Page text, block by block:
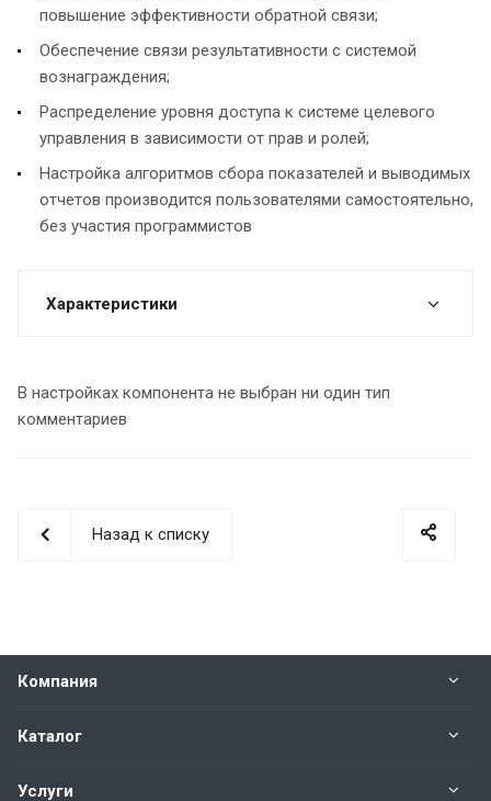
повышение эффективности обратной связи;
Обеспечение связи результативности с системой
вознаграждения;
Распределение уровня доступа к системе целевого
управления в зависимости от прав и ролей;
Настройка алгоритмов сбора показателей и выводимых
отчетов производится пользователями самостоятельно,
без участия программистов
Характеристики
В настройках компонента не выбран ни один тип
комментариев
Назад к списку
Компания
Каталог
Услуги